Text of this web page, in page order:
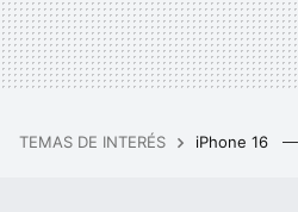
TEMAS DE INTERÉS iPhone 16